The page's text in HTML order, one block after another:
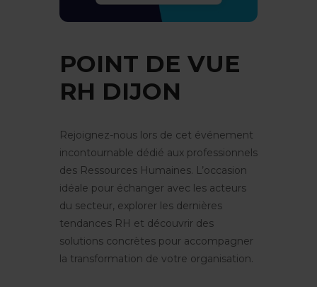
POINT DE VUE
RH DIJON
Rejoignez-nous lors de cet événement
incontournable dédié aux professionnels
des Ressources Humaines. L’occasion
idéale pour échanger avec les acteurs
du secteur, explorer les dernières
tendances RH et découvrir des
solutions concrètes pour accompagner
la transformation de votre organisation.